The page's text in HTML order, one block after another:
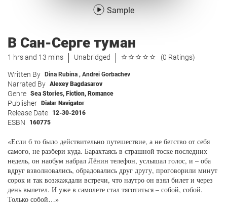
Sample
В Сан-Серге туман
1 hrs and 13 mins Unabridged (0 Ratings)
Written By Dina Rubina , Andrei Gorbachev
Narrated By Alexey Bagdasarov
Genre Sea Stories, Fiction, Romance
Publisher Dialar Navigator
Release Date 12-30-2016
ESBN 160775
«Если б то было действительно путешествие, а не бегство от себя
самого, не разбери куда. Барахтаясь в страшной тоске последних
недель, он наобум набрал Лёнин телефон, услышал голос, и – оба
вдруг взволновались, обрадовались друг другу, проговорили минут
сорок и так возжаждали встречи, что наутро он взял билет и через
день вылетел. И уже в самолете стал тяготиться – собой, собой.
Только собой…»